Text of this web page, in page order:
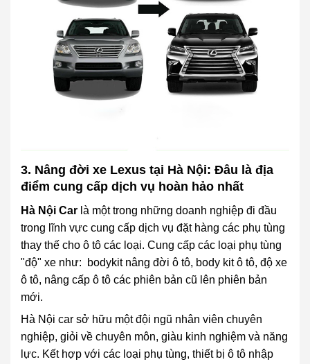
3. Nâng đời xe Lexus tại Hà Nội: Đâu là địa
điểm cung cấp dịch vụ hoàn hảo nhất
Hà Nội Car là một trong những doanh nghiệp đi đầu
trong lĩnh vực cung cấp dịch vụ đặt hàng các phụ tùng
thay thế cho ô tô các loại. Cung cấp các loại phụ tùng
"độ" xe như: bodykit nâng đời ô tô, body kit ô tô, độ xe
ô tô, nâng cấp ô tô các phiên bản cũ lên phiên bản
mới.
Hà Nội car sở hữu một đội ngũ nhân viên chuyên
nghiệp, giỏi về chuyên môn, giàu kinh nghiệm và năng
lực. Kết hợp với các loại phụ tùng, thiết bị ô tô nhập